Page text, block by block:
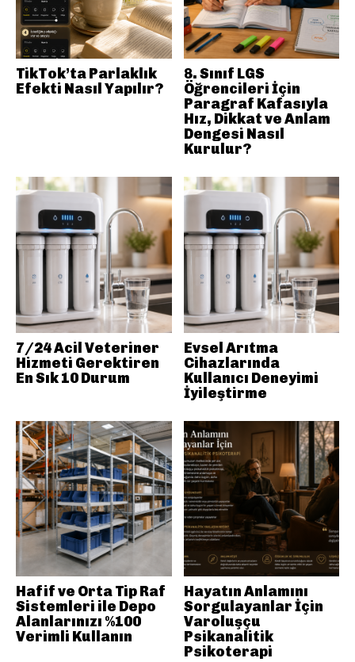
TikTok’ta Parlaklık
Efekti Nasıl Yapılır?
8. Sınıf LGS
Öğrencileri İçin
Paragraf Kafasıyla
Hız, Dikkat ve Anlam
Dengesi Nasıl
Kurulur?
7/24 Acil Veteriner
Hizmeti Gerektiren
En Sık 10 Durum
Evsel Arıtma
Cihazlarında
Kullanıcı Deneyimi
İyileştirme
Hafif ve Orta Tip Raf
Sistemleri ile Depo
Alanlarınızı %100
Verimli Kullanın
Hayatın Anlamını
Sorgulayanlar İçin
Varoluşçu
Psikanalitik
Psikoterapi